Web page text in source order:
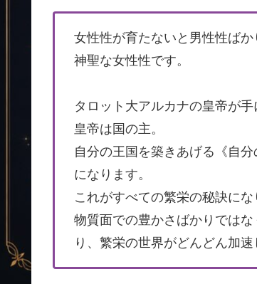
女性性が育たないと男性性ば
神聖な女性性です。
タロット大アルカナの皇帝が
皇帝は国の主。
自分の王国を築きあげる《自
になります。
これがすべての繁栄の秘訣にな
物質面での豊かさばかりでは
り、繁栄の世界がどんどん加速